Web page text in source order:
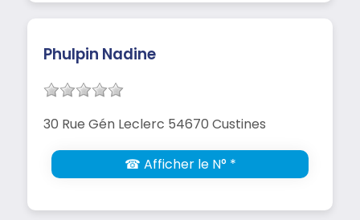
Phulpin Nadine
30 Rue Gén Leclerc 54670 Custines
☎ Afficher le N° *